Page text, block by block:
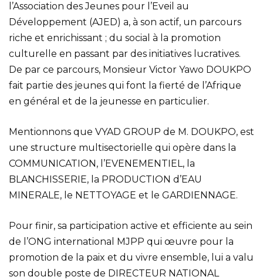
l’Association des Jeunes pour l’Eveil au
Développement (AJED) a, à son actif, un parcours
riche et enrichissant ; du social à la promotion
culturelle en passant par des initiatives lucratives.
De par ce parcours, Monsieur Victor Yawo DOUKPO
fait partie des jeunes qui font la fierté de l’Afrique
en général et de la jeunesse en particulier.
Mentionnons que VYAD GROUP de M. DOUKPO, est
une structure multisectorielle qui opère dans la
COMMUNICATION, l’EVENEMENTIEL, la
BLANCHISSERIE, la PRODUCTION d’EAU
MINERALE, le NETTOYAGE et le GARDIENNAGE.
Pour finir, sa participation active et efficiente au sein
de l’ONG international MJPP qui œuvre pour la
promotion de la paix et du vivre ensemble, lui a valu
son double poste de DIRECTEUR NATIONAL